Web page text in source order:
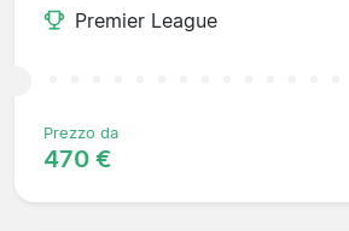
Premier League
Prezzo da
470 €